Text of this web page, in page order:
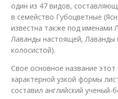
один из 47 видов,
в семейство Губоцветные
известна также под именами
Лаванды настоящей, Лаванды
колосистой).
Свое основное название этот
характерной узкой формы
составил английский